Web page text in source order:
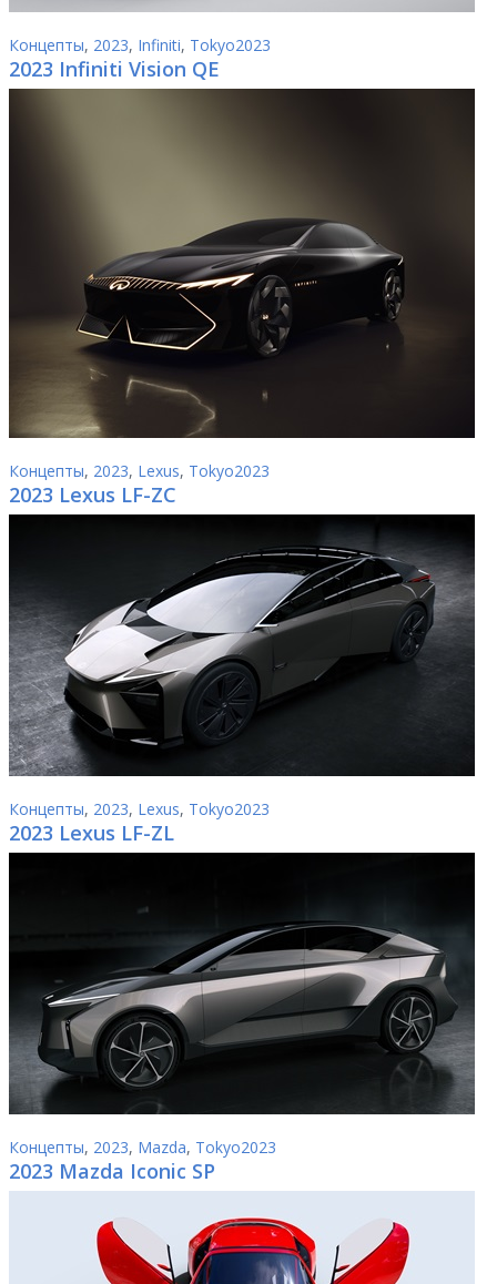
Концепты, 2023, Infiniti, Tokyo2023
2023 Infiniti Vision QE
Концепты, 2023, Lexus, Tokyo2023
2023 Lexus LF-ZC
Концепты, 2023, Lexus, Tokyo2023
2023 Lexus LF-ZL
Концепты, 2023, Mazda, Tokyo2023
2023 Mazda Iconic SP